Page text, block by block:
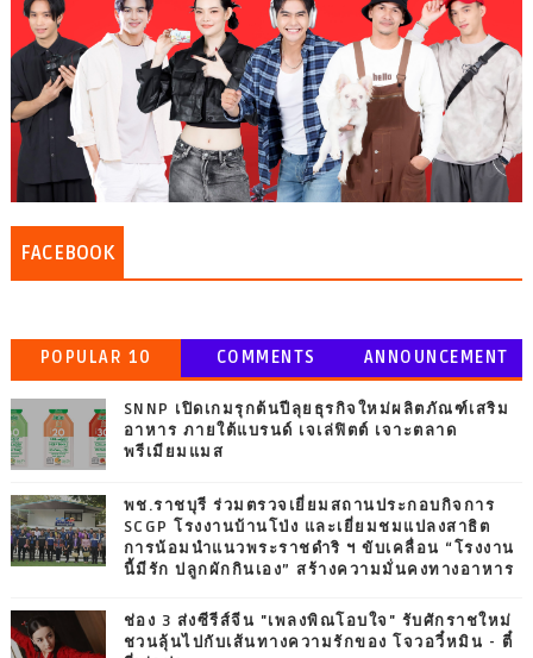
FACEBOOK
POPULAR 10 COMMENTS ANNOUNCEMENT
SNNP เปิดเกมรุกต้นปีลุยธุรกิจใหม่ผลิตภัณฑ์เสริม
อาหาร ภายใต้แบรนด์ เจเล่ฟิตต์ เจาะตลาด
พรีเมียมแมส
พช.ราชบุรี ร่วมตรวจเยี่ยมสถานประกอบกิจการ
SCGP โรงงานบ้านโป่ง และเยี่ยมชมแปลงสาธิต
การน้อมนำแนวพระราชดำริ ฯ ขับเคลื่อน “โรงงาน
นี้มีรัก ปลูกผักกินเอง” สร้างความมั่นคงทางอาหาร
ช่อง 3 ส่งซีรีส์จีน "เพลงพิณโอบใจ" รับศักราชใหม่
ชวนลุ้นไปกับเส้นทางความรักของ โจวอวี๋หมิน - ตี๋